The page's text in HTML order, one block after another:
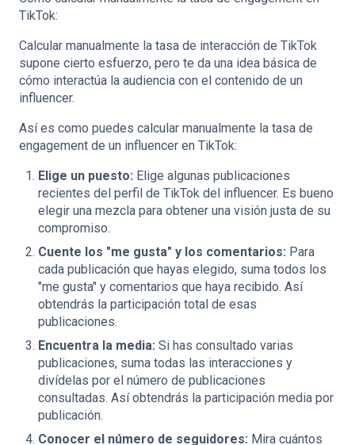
TikTok:
Calcular manualmente la tasa de interacción de TikTok
supone cierto esfuerzo, pero te da una idea básica de
cómo interactúa la audiencia con el contenido de un
influencer.
Así es como puedes calcular manualmente la tasa de
engagement de un influencer en TikTok:
Elige un puesto: Elige algunas publicaciones
recientes del perfil de TikTok del influencer. Es bueno
elegir una mezcla para obtener una visión justa de su
compromiso.
Cuente los "me gusta" y los comentarios: Para
cada publicación que hayas elegido, suma todos los
"me gusta" y comentarios que haya recibido. Así
obtendrás la participación total de esas
publicaciones.
Encuentra la media: Si has consultado varias
publicaciones, suma todas las interacciones y
divídelas por el número de publicaciones
consultadas. Así obtendrás la participación media por
publicación.
Conocer el número de seguidores: Mira cuántos